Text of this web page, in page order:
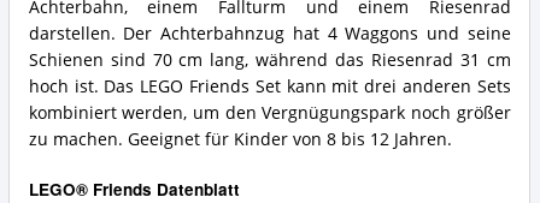
Freizeitpark
Zusammenfassung:
Was
bietet
LEGO®
Friends?
Achterbahn, einem Fallturm und einem Riesenrad
darstellen. Der Achterbahnzug hat 4 Waggons und seine
Schienen sind 70 cm lang, während das Riesenrad 31 cm
hoch ist. Das LEGO Friends Set kann mit drei anderen Sets
kombiniert werden, um den Vergnügungspark noch größer
zu machen. Geeignet für Kinder von 8 bis 12 Jahren.
LEGO® Friends Datenblatt
LEGO®
Friends?